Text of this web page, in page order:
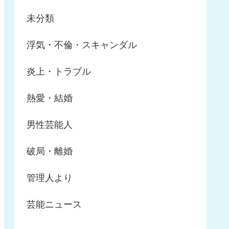
未分類
浮気・不倫・スキャンダル
炎上・トラブル
熱愛・結婚
男性芸能人
破局・離婚
管理人より
芸能ニュース